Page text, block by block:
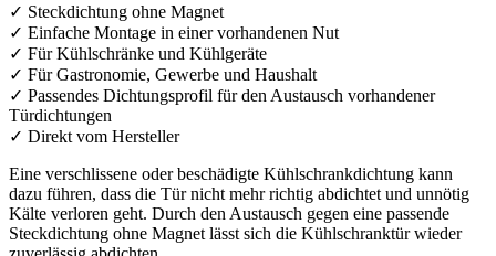
✓ Steckdichtung ohne Magnet
✓ Einfache Montage in einer vorhandenen Nut
✓ Für Kühlschränke und Kühlgeräte
✓ Für Gastronomie, Gewerbe und Haushalt
✓ Passendes Dichtungsprofil für den Austausch vorhandener
Türdichtungen
✓ Direkt vom Hersteller
Eine verschlissene oder beschädigte Kühlschrankdichtung kann
dazu führen, dass die Tür nicht mehr richtig abdichtet und unnötig
Kälte verloren geht. Durch den Austausch gegen eine passende
Steckdichtung ohne Magnet lässt sich die Kühlschranktür wieder